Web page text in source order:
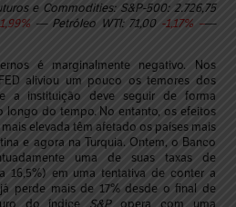
e Commodities: S&P-500: 2.726,75
— Petróleo WTI: 71,00 -1,17% –—
é marginalmente negativo. Nos
aliviou um pouco os temores dos
a instituição deve seguir de forma
longo do tempo. No entanto, os efeitos
elevada têm afetado os países mais
e agora na Turquia. Ontem, o Banco
uma de suas taxas de
16,5%) em uma tentativa de conter a
perde mais de 17% desde o final de
do índice S&Popera com uma